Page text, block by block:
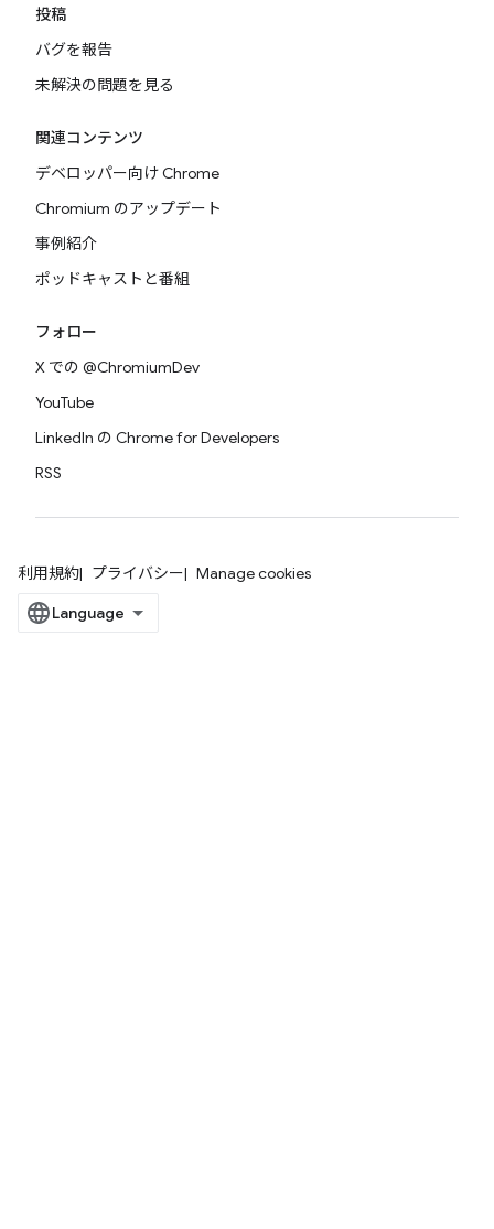
投稿
バグを報告
未解決の問題を見る
関連コンテンツ
デベロッパー向け Chrome
Chromium のアップデート
事例紹介
ポッドキャストと番組
フォロー
X での @ChromiumDev
YouTube
LinkedIn の Chrome for Developers
RSS
利用規約 プライバシー Manage cookies